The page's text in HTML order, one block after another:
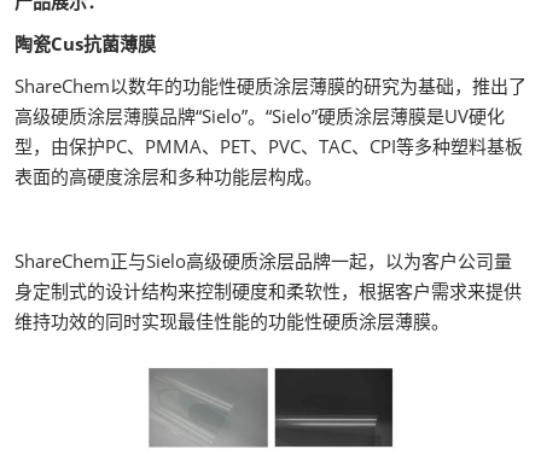
陶瓷Cus抗菌薄膜
ShareChem以数年的功能性硬质涂层薄膜的研究为基础，推出了
高级硬质涂层薄膜品牌“Sielo”。“Sielo”硬质涂层薄膜是UV硬化
型，由保护PC、PMMA、PET、PVC、TAC、CPI等多种塑料基板
表面的高硬度涂层和多种功能层构成。
ShareChem正与Sielo高级硬质涂层品牌一起，以为客户公司量
身定制式的设计结构来控制硬度和柔软性，根据客户需求来提供
维持功效的同时实现最佳性能的功能性硬质涂层薄膜。